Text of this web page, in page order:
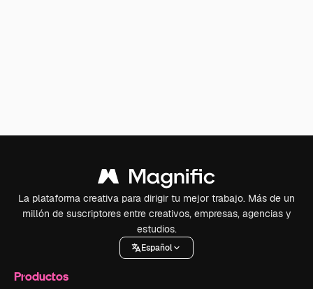
La plataforma creativa para dirigir tu mejor trabajo. Más de un
millón de suscriptores entre creativos, empresas, agencias y
estudios.
Español
Productos